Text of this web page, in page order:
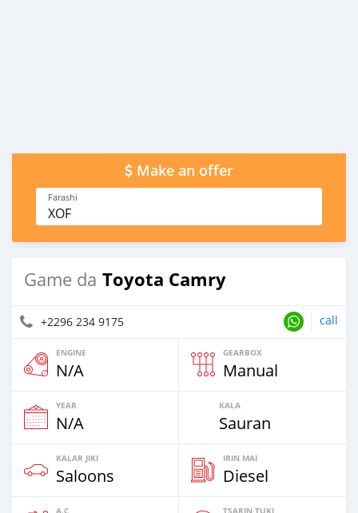
Make an offer
Farashi
XOF
Game da Toyota Camry
+2296 234 9175 call
ENGINE
N/A
GEARBOX
Manual
YEAR
N/A
KALA
Sauran
KALAR JIKI
Saloons
IRIN MAI
Diesel
A.C TSARIN TUKI